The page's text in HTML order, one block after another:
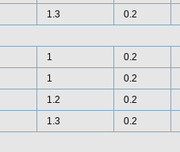
1.3 0.2
1 0.2
1 0.2
1.2 0.2
1.3 0.2